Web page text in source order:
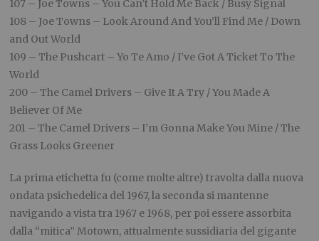
107 – Joe Towns – You Can’t Hold Me Back / Busy Signal
108 – Joe Towns – Look Around And You’ll Find Me / Down
and Out World
109 – The Pushcart – Yo Te Amo / I’ve Got A Ticket To The
World
200 – The Camel Drivers – Give It A Try / You Made A
Believer Of Me
201 – The Camel Drivers – I’m Gonna Make You Mine / The
Grass Looks Greener
La prima etichetta fu (come molte altre) travolta dalla nuova
ondata psichedelica del 1967, la seconda si mantenne
navigando a vista tra 1967 e 1968, per poi essere assorbita
dalla “mitica” Motown, attualmente sussidiaria del gigante